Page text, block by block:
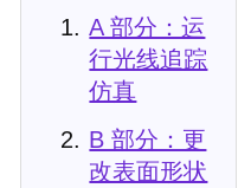
A 部分：运
行光线追踪
仿真
B 部分：更
改表面形状